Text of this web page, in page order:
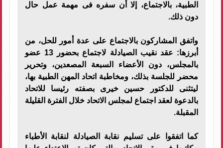
الطبية، بالاجتماع، إلا أن سفره فى مهمة عمل حال
دون ذلك.
واتفق المشاركون بالاجتماع على عدة أمور للحل، من
أبرزها: عقد نقيب الصيادلة لاجتماع بحضور 13 عضو
بالمجلس، دون الأعضاء السبعة المصعدين، وتحرير
محضر للجلسة بذلك، ومخاطبة اتحاد المهن الطبية بها،
ليتثنى للدكتور حسين خيرى بصفته رئيسا للاتحاد
بالدعوة لعقد اجتماع لمجلس الاتحاد خلال الفترة القليلة
المقبلة.
كما اتفقوا على تسليم نقابة الصيادلة لنقابة الأطباء